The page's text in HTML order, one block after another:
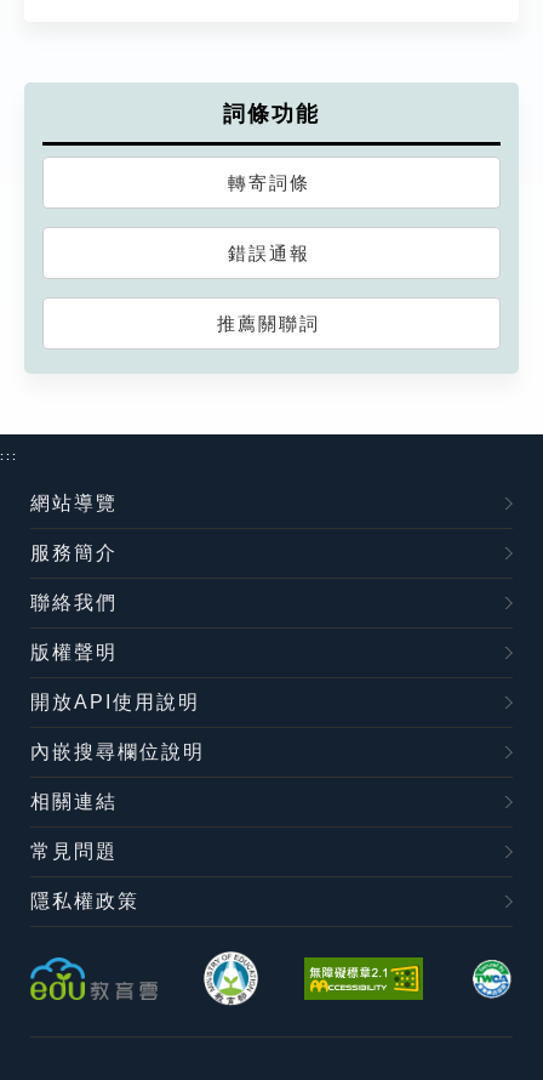
詞條功能
轉寄詞條
錯誤通報
推薦關聯詞
:::
網站導覽
服務簡介
聯絡我們
版權聲明
開放API使用說明
內嵌搜尋欄位說明
相關連結
常見問題
隱私權政策